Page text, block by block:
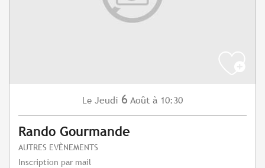
Le Jeudi 6 Août à 10:30
Rando Gourmande
AUTRES EVÈNEMENTS
Inscription par mail